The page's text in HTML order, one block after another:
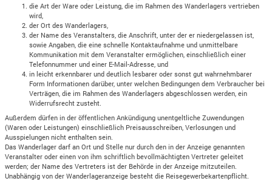
die Art der Ware oder Leistung, die im Rahmen des Wanderlagers vertrieben
wird,
der Ort des Wanderlagers,
der Name des Veranstalters, die Anschrift, unter der er niedergelassen ist,
sowie Angaben, die eine schnelle Kontaktaufnahme und unmittelbare
Kommunikation mit dem Veranstalter ermöglichen, einschließlich einer
Telefonnummer und einer E-Mail-Adresse, und
in leicht erkennbarer und deutlich lesbarer oder sonst gut wahrnehmbarer
Form Informationen darüber, unter welchen Bedingungen dem Verbraucher bei
Verträgen, die im Rahmen des Wanderlagers abgeschlossen werden, ein
Widerrufsrecht zusteht.
Außerdem dürfen in der öffentlichen Ankündigung unentgeltliche Zuwendungen
(Waren oder Leistungen) einschließlich Preisausschreiben, Verlosungen und
Ausspielungen nicht enthalten sein.
Das Wanderlager darf an Ort und Stelle nur durch den in der Anzeige genannten
Veranstalter oder einen von ihm schriftlich bevollmächtigten Vertreter geleitet
werden; der Name des Vertreters ist der Behörde in der Anzeige mitzuteilen.
Unabhängig von der Wanderlageranzeige besteht die Reisegewerbekartenpflicht.